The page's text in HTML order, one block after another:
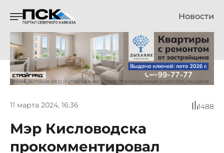
Новости
11 марта 2024, 16:36 1488
Мэр Кисловодска
прокомментировал